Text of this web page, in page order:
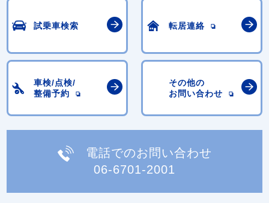
試乗車検索 転居連絡
車検/点検/
整備予約
その他の
お問い合わせ
電話でのお問い合わせ
06-6701-2001